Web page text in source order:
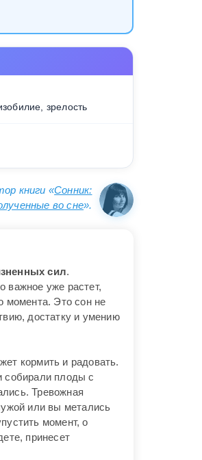
зрелость
книги «Сонник:
во сне».
сил.
важное уже растет,
момента. Это сон не
достатку и умению
кормить и радовать.
собирали плоды с
Тревожная
или вы метались
момент, о
принесет